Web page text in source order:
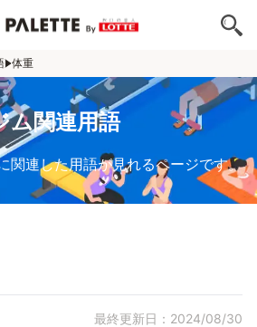
体重
ム関連用語
関連した用語が見れるページです。
最終更新日：2024/08/30